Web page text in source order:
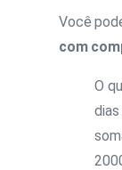
Você
com
O